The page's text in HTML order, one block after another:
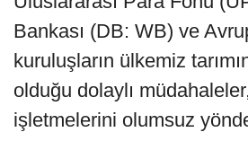
Bankası (DB: WB) ve
kuruluşların ülkemiz
olduğu dolaylı
işletmelerini olumsuz